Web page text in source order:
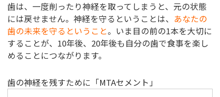
歯は、一度削ったり神経を取ってしまうと、元の状態
には戻せません。神経を守るということは、 あなたの
歯の未来を守るということ。いま目の前の1本を大切に
することが、10年後、20年後も自分の歯で食事を楽し
めることにつながります。
歯の神経を残すために「MTAセメント」